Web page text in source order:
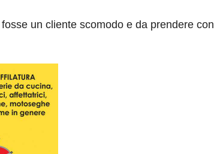
un cliente scomodo e da prendere con